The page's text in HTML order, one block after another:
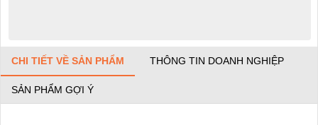
CHI TIẾT VỀ SẢN PHẨM THÔNG TIN DOANH NGHIỆP
SẢN PHẨM GỢI Ý